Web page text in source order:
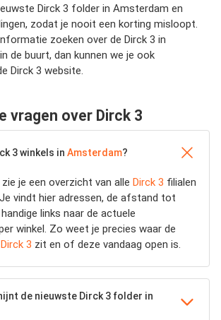
Dirck 3 folder in Amsterdam en
zodat je nooit een korting misloopt.
zoeken over de Dirck 3 in
de buurt, dan kunnen we je ook
Dirck 3 website.
vragen over Dirck 3
3 winkels in Amsterdam?
je een overzicht van alle Dirck 3 filialen
vindt hier adressen, de afstand tot
links naar de actuele
winkel. Zo weet je precies waar de
Dirck 3 zit en of deze vandaag open is.
de nieuwste Dirck 3 folder in